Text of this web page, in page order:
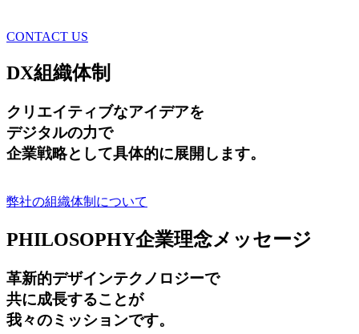
CONTACT US
DX組織体制
クリエイティブなアイデアを
デジタルの力で
企業戦略として具体的に展開します。
弊社の組織体制について
PHILOSOPHY企業理念メッセージ
革新的デザインテクノロジーで
共に成長することが
我々のミッションです。